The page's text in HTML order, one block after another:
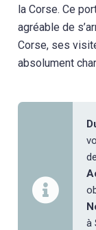
la Corse. Ce
agréable de
Corse, ses
absolument
à